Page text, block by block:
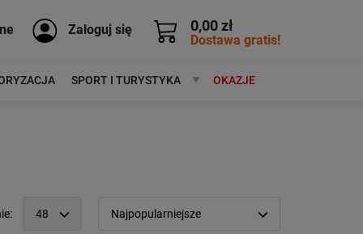
0,00 zł
Dostawa gratis!
Zaloguj się
SPORT I TURYSTYKA MARKIOKAZJE
48 Najpopularniejsze